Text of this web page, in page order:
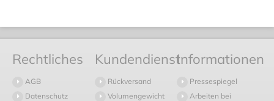
Rechtliches
AGB
Datenschutz
Kundendienst
Rückversand
Volumengewicht
Informationen
Pressespiegel
Arbeiten bei